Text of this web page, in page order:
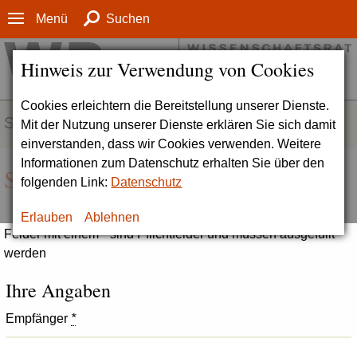
Hinweis zur Verwendung von Cookies
Cookies erleichtern die Bereitstellung unserer Dienste.
Mit der Nutzung unserer Dienste erklären Sie sich damit
einverstanden, dass wir Cookies verwenden. Weitere
Informationen zum Datenschutz erhalten Sie über den
folgenden Link: Datenschutz
Erlauben Ablehnen
Menü Suchen
SERVICE
Seite empfehlen
Felder mit einem * sind Pflichtfelder und müssen ausgefüllt
werden
Ihre Angaben
Empfänger *